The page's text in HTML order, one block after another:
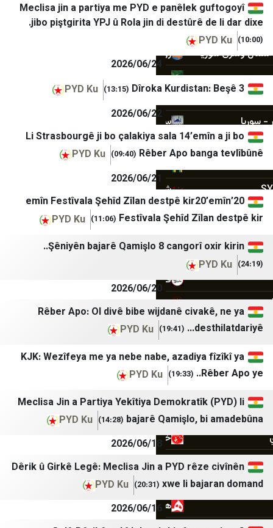
روزنامه آرمان امروز
رویداد ۲۴
سپاه قدس🇮🇷
سروش خبر
سنی آنلاین
شانا
شبستان
شرق
صراط نیوز
فردا
فرید مدرسی
مجاهدین خلق ایران
مجله اینترنتی برترین
مسیح علی‌نژاد
جنگ پژوهی
کیان ملی 1
خبر فوری newscenter
مشرق نیوز
هرانا
همشهری آنلاین
تحقق الفلسطيني
وكالة صدى نيوز
إختيار
مكان
Haaretz
N12
13TV
Bicom
Calcalist
0404
Epoch
Meclisa jin a partiya me PYD e panêlek
jibo piştgirita YPJ û Rola jin di destûrê
2026/06/24
Dîroka Kurdistan:
(13:15)
PYD Ku
2026/06/22
Li Strasbourgê ji bo çalakiya sala
Rêber Apo
(09:40)
PYD Ku
2026/06/21
20’emîn Festîvala Şehîd Zîlan destpê
Festîvala Şehîd
(11:06)
PYD Ku
Şêniyên bajarê Qamişlo 8 cangorî
2026/06/20
Rêber Apo: Ol divê bibe wijdanê
(19:41)
PYD Ku
KJK: Wezîfeya me ya nebe nabe, azadiya
PYD Ku
Meclisa Jin a Partiya Yekîtiya Demokratîk
bajarê Qamişlo, bi
(14:28)
PYD Ku
2026/06/18
Dêrik û Girkê Legê: Meclisa Jin a PYD rêze
xwe li
(20:31)
PYD Ku
2026/06/16